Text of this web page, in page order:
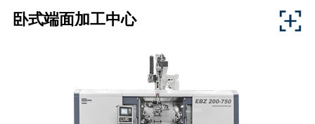
计，可对各种材料和尺寸的轴类和盘类零件进行经济、
灵活和持久精确的整体加工。由于机床的模块化设计和
之间的工件均可在此加工。车削长度在最大 1000 mm到
7500 mm之间的工件都能进行精确可靠的加工。加工中
心的加工范围具有广泛的可选工序集成，因此可在一次
装夹中完成车削、铣削、（深孔）钻孔、切齿、磨削、
卧式端面加工中心